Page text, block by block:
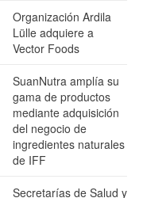
Organización Ardila
Lülle adquiere a
Vector Foods
SuanNutra amplía su
gama de productos
mediante adquisición
del negocio de
ingredientes naturales
de IFF
Secretarías de Salud y